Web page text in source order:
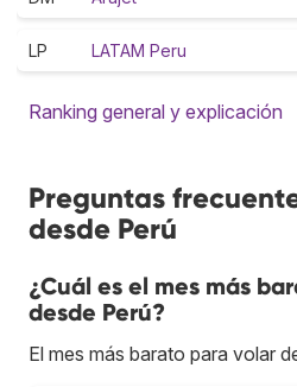
LP LATAM Peru
Ranking general y explicación
Preguntas
desde Perú
¿Cuál es el mes más
desde Perú?
El mes más barato para volar